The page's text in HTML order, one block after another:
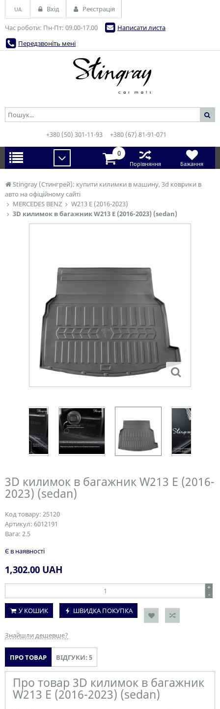
Stingray (Стингрей): купити килимки в машину, 3d коврики в
авто на офіційному сайті
MERCEDES BENZ
W213 E (2016-2023)
3D килимок в багажник W213 E (2016-2023) (sedan)
3D килимок в багажник W213 E (2016-
2023) (sedan)
Код товару: 25120
Артикул: 6012191
Вага: 2.5
Є в наявності
1,302.00 UAH
+
-
У КОШИК
ШВИДКА ПОКУПКА
Знайшли дешевше?
ПРО ТОВАР ВІДГУКИ: 5
Про товар 3D килимок в багажник
W213 E (2016-2023) (sedan)
Час роботи: Пн-Пт: 09.00-17.00
Написати листа
Передзвоніть мені
UA Вхід Реєстрація
+380 (50) 301-11-93 +380 (67) 81-91-071
0
Порівняння Бажання